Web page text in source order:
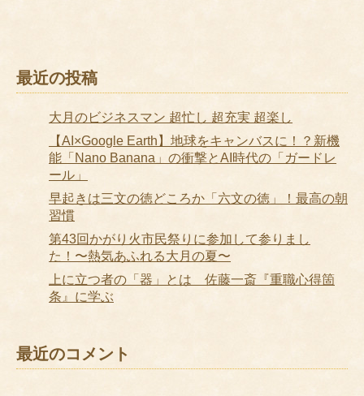
最近の投稿
大月のビジネスマン 超忙し 超充実 超楽し
【AI×Google Earth】地球をキャンバスに！？新機
能「Nano Banana」の衝撃とAI時代の「ガードレ
ール」
早起きは三文の徳どころか「六文の徳」！最高の朝
習慣
第43回かがり火市民祭りに参加して参りまし
た！〜熱気あふれる大月の夏〜
上に立つ者の「器」とは 佐藤一斎『重職心得箇
条』に学ぶ
最近のコメント